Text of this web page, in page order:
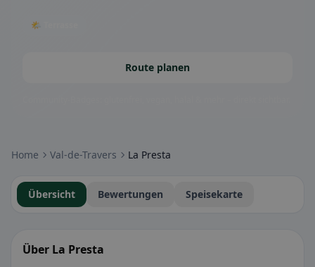
🌤 Terrasse
Route planen
Home Val-de-Travers La Presta
Übersicht Bewertungen Speisekarte
Über La Presta